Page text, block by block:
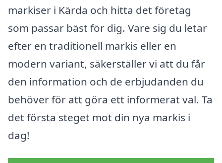
markiser i Kärda och hitta det företag
som passar bäst för dig. Vare sig du letar
efter en traditionell markis eller en
modern variant, säkerställer vi att du får
den information och de erbjudanden du
behöver för att göra ett informerat val. Ta
det första steget mot din nya markis i
dag!